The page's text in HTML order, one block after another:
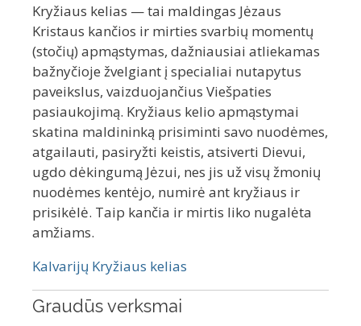
Kryžiaus kelias — tai maldingas Jėzaus
Kristaus kančios ir mirties svarbių momentų
(stočių) apmąstymas, dažniausiai atliekamas
bažnyčioje žvelgiant į specialiai nutapytus
paveikslus, vaizduojančius Viešpaties
pasiaukojimą. Kryžiaus kelio apmąstymai
skatina maldininką prisiminti savo nuodėmes,
atgailauti, pasiryžti keistis, atsiverti Dievui,
ugdo dėkingumą Jėzui, nes jis už visų žmonių
nuodėmes kentėjo, numirė ant kryžiaus ir
prisikėlė. Taip kančia ir mirtis liko nugalėta
amžiams.
Kalvarijų Kryžiaus kelias
Graudūs verksmai